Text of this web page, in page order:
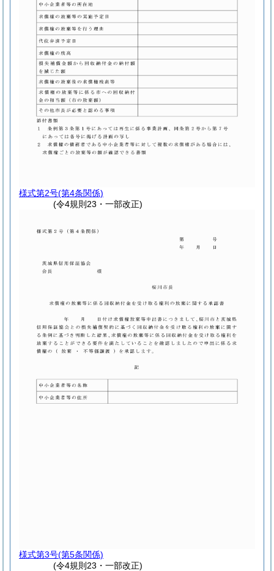
様式第2号(第4条関係)
(令4規則23・一部改正)
様式第3号(第5条関係)
(令4規則23・一部改正)